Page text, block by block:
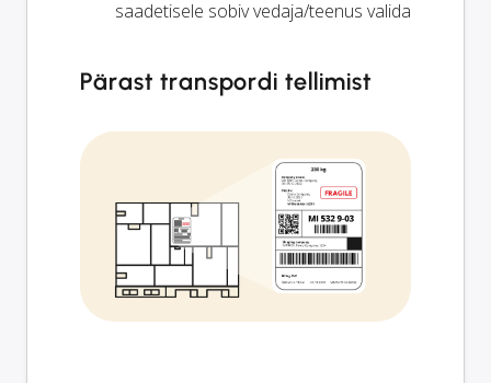
saadetisele sobiv vedaja/teenus valida
Pärast transpordi tellimist